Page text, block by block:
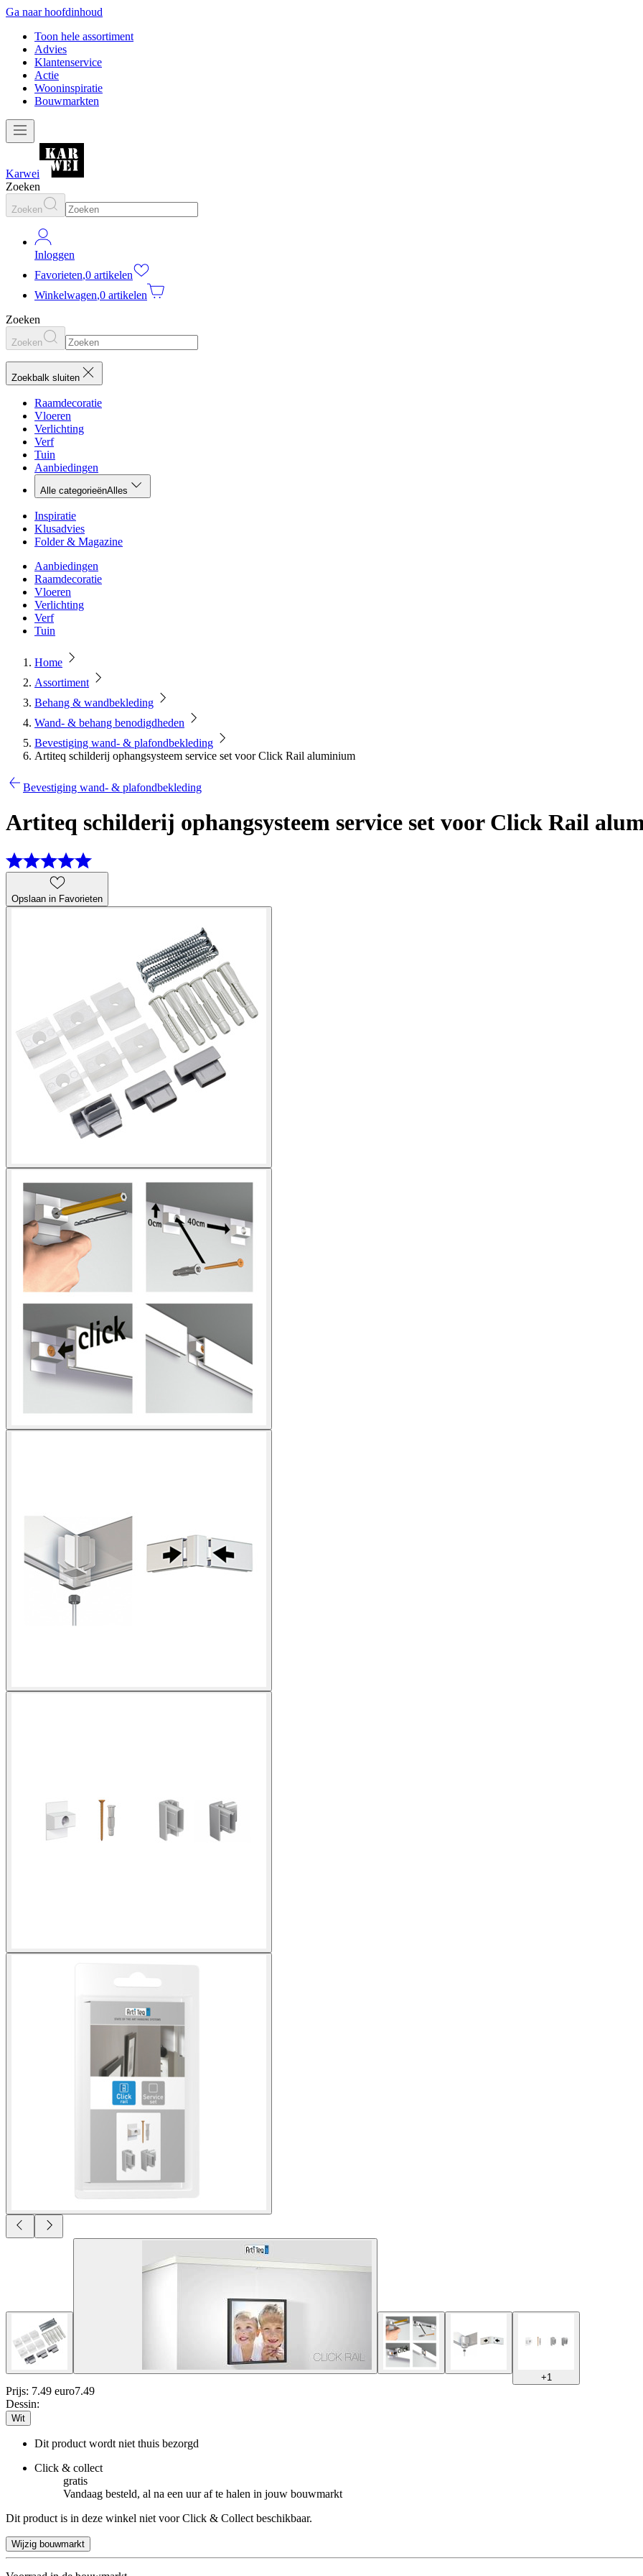
Ga naar hoofdinhoud
Toon hele assortiment
Advies
Klantenservice
Actie
Wooninspiratie
Bouwmarkten
Karwei
Zoeken
Zoeken
Inloggen
Favorieten,0 artikelen
Winkelwagen,0 artikelen
Zoeken
Zoeken
Zoekbalk sluiten
Raamdecoratie
Vloeren
Verlichting
Verf
Tuin
Aanbiedingen
Alle categorieënAlles
Inspiratie
Klusadvies
Folder & Magazine
Aanbiedingen
Raamdecoratie
Vloeren
Verlichting
Verf
Tuin
Home
Assortiment
Behang & wandbekleding
Wand- & behang benodigdheden
Bevestiging wand- & plafondbekleding
Artiteq schilderij ophangsysteem service set voor Click Rail aluminium
Bevestiging wand- & plafondbekleding
Artiteq schilderij ophangsysteem service set voor Click Rail
Opslaan in Favorieten
+1
Prijs: 7.49 euro7.49
Dessin:
Wit
Dit product wordt niet thuis bezorgd
Click & collect
gratis
Vandaag besteld, al na een uur af te halen in jouw bouwmarkt
Dit product is in deze winkel niet voor Click & Collect beschikbaar.
Wijzig bouwmarkt